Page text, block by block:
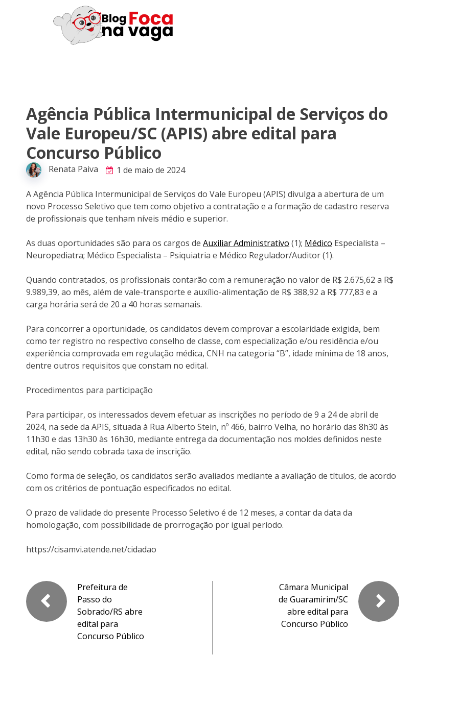
Agência Pública Intermunicipal de Serviços do
Vale Europeu/SC (APIS) abre edital para
Concurso Público
Renata Paiva 1 de maio de 2024
A Agência Pública Intermunicipal de Serviços do Vale Europeu (APIS) divulga a abertura de um
novo Processo Seletivo que tem como objetivo a contratação e a formação de cadastro reserva
de profissionais que tenham níveis médio e superior.
As duas oportunidades são para os cargos de Auxiliar Administrativo (1); Médico Especialista –
Neuropediatra; Médico Especialista – Psiquiatria e Médico Regulador/Auditor (1).
Quando contratados, os profissionais contarão com a remuneração no valor de R$ 2.675,62 a R$
9.989,39, ao mês, além de vale-transporte e auxílio-alimentação de R$ 388,92 a R$ 777,83 e a
carga horária será de 20 a 40 horas semanais.
Para concorrer a oportunidade, os candidatos devem comprovar a escolaridade exigida, bem
como ter registro no respectivo conselho de classe, com especialização e/ou residência e/ou
experiência comprovada em regulação médica, CNH na categoria “B”, idade mínima de 18 anos,
dentre outros requisitos que constam no edital.
Procedimentos para participação
Para participar, os interessados devem efetuar as inscrições no período de 9 a 24 de abril de
2024, na sede da APIS, situada à Rua Alberto Stein, nº 466, bairro Velha, no horário das 8h30 às
11h30 e das 13h30 às 16h30, mediante entrega da documentação nos moldes definidos neste
edital, não sendo cobrada taxa de inscrição.
Como forma de seleção, os candidatos serão avaliados mediante a avaliação de títulos, de acordo
com os critérios de pontuação especificados no edital.
O prazo de validade do presente Processo Seletivo é de 12 meses, a contar da data da
homologação, com possibilidade de prorrogação por igual período.
https://cisamvi.atende.net/cidadao
Prefeitura de
Passo do
Sobrado/RS abre
edital para
Concurso Público
Câmara Municipal
de Guaramirim/SC
abre edital para
Concurso Público